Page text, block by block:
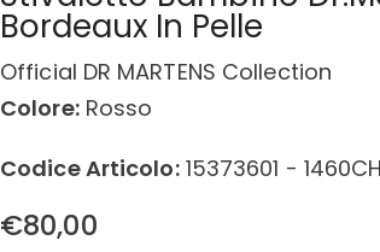
Bordeaux In Pelle
Official DR MARTENS Collection
Colore:Rosso
Codice Articolo:15373601 -
€80,00